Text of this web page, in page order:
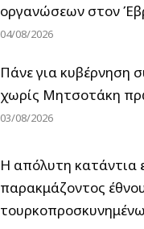
οργανώσεων στον
04/08/2026
Πάνε για κυβέρνηση
χωρίς Μητσοτάκη
03/08/2026
Η απόλυτη κατάντια
παρακμάζοντος